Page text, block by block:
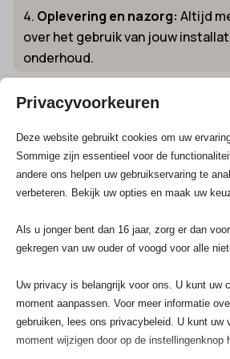
Oplevering en nazorg: Altijd
over het gebruik van jouw
onderhoud.
Pakketten, specialismes en
in Leiden
SA Elektro Experts is er voor elk
bedrijfspand: van monumenten en
tot appartementen en horeca. We
Stevenshof, Lammenschans,
en omgeving:
inductiekookplaat of airco.
50+ schakelaars en
vernieuwen:Bij serieuze
Privacyvoorkeuren
Deze website gebruikt cookies om uw
Sommige zijn essentieel voor de
andere ons helpen uw gebruikservaring te
verbeteren. Bekijk uw opties en maak uw
Als u jonger bent dan 16 jaar, zorg er dan
gekregen van uw ouder of voogd voor alle
Uw privacy is belangrijk voor ons. U kunt uw
moment aanpassen. Voor meer informatie
gebruiken, lees ons privacybeleid. U kunt uw
moment wijzigen door op de instellingenknop